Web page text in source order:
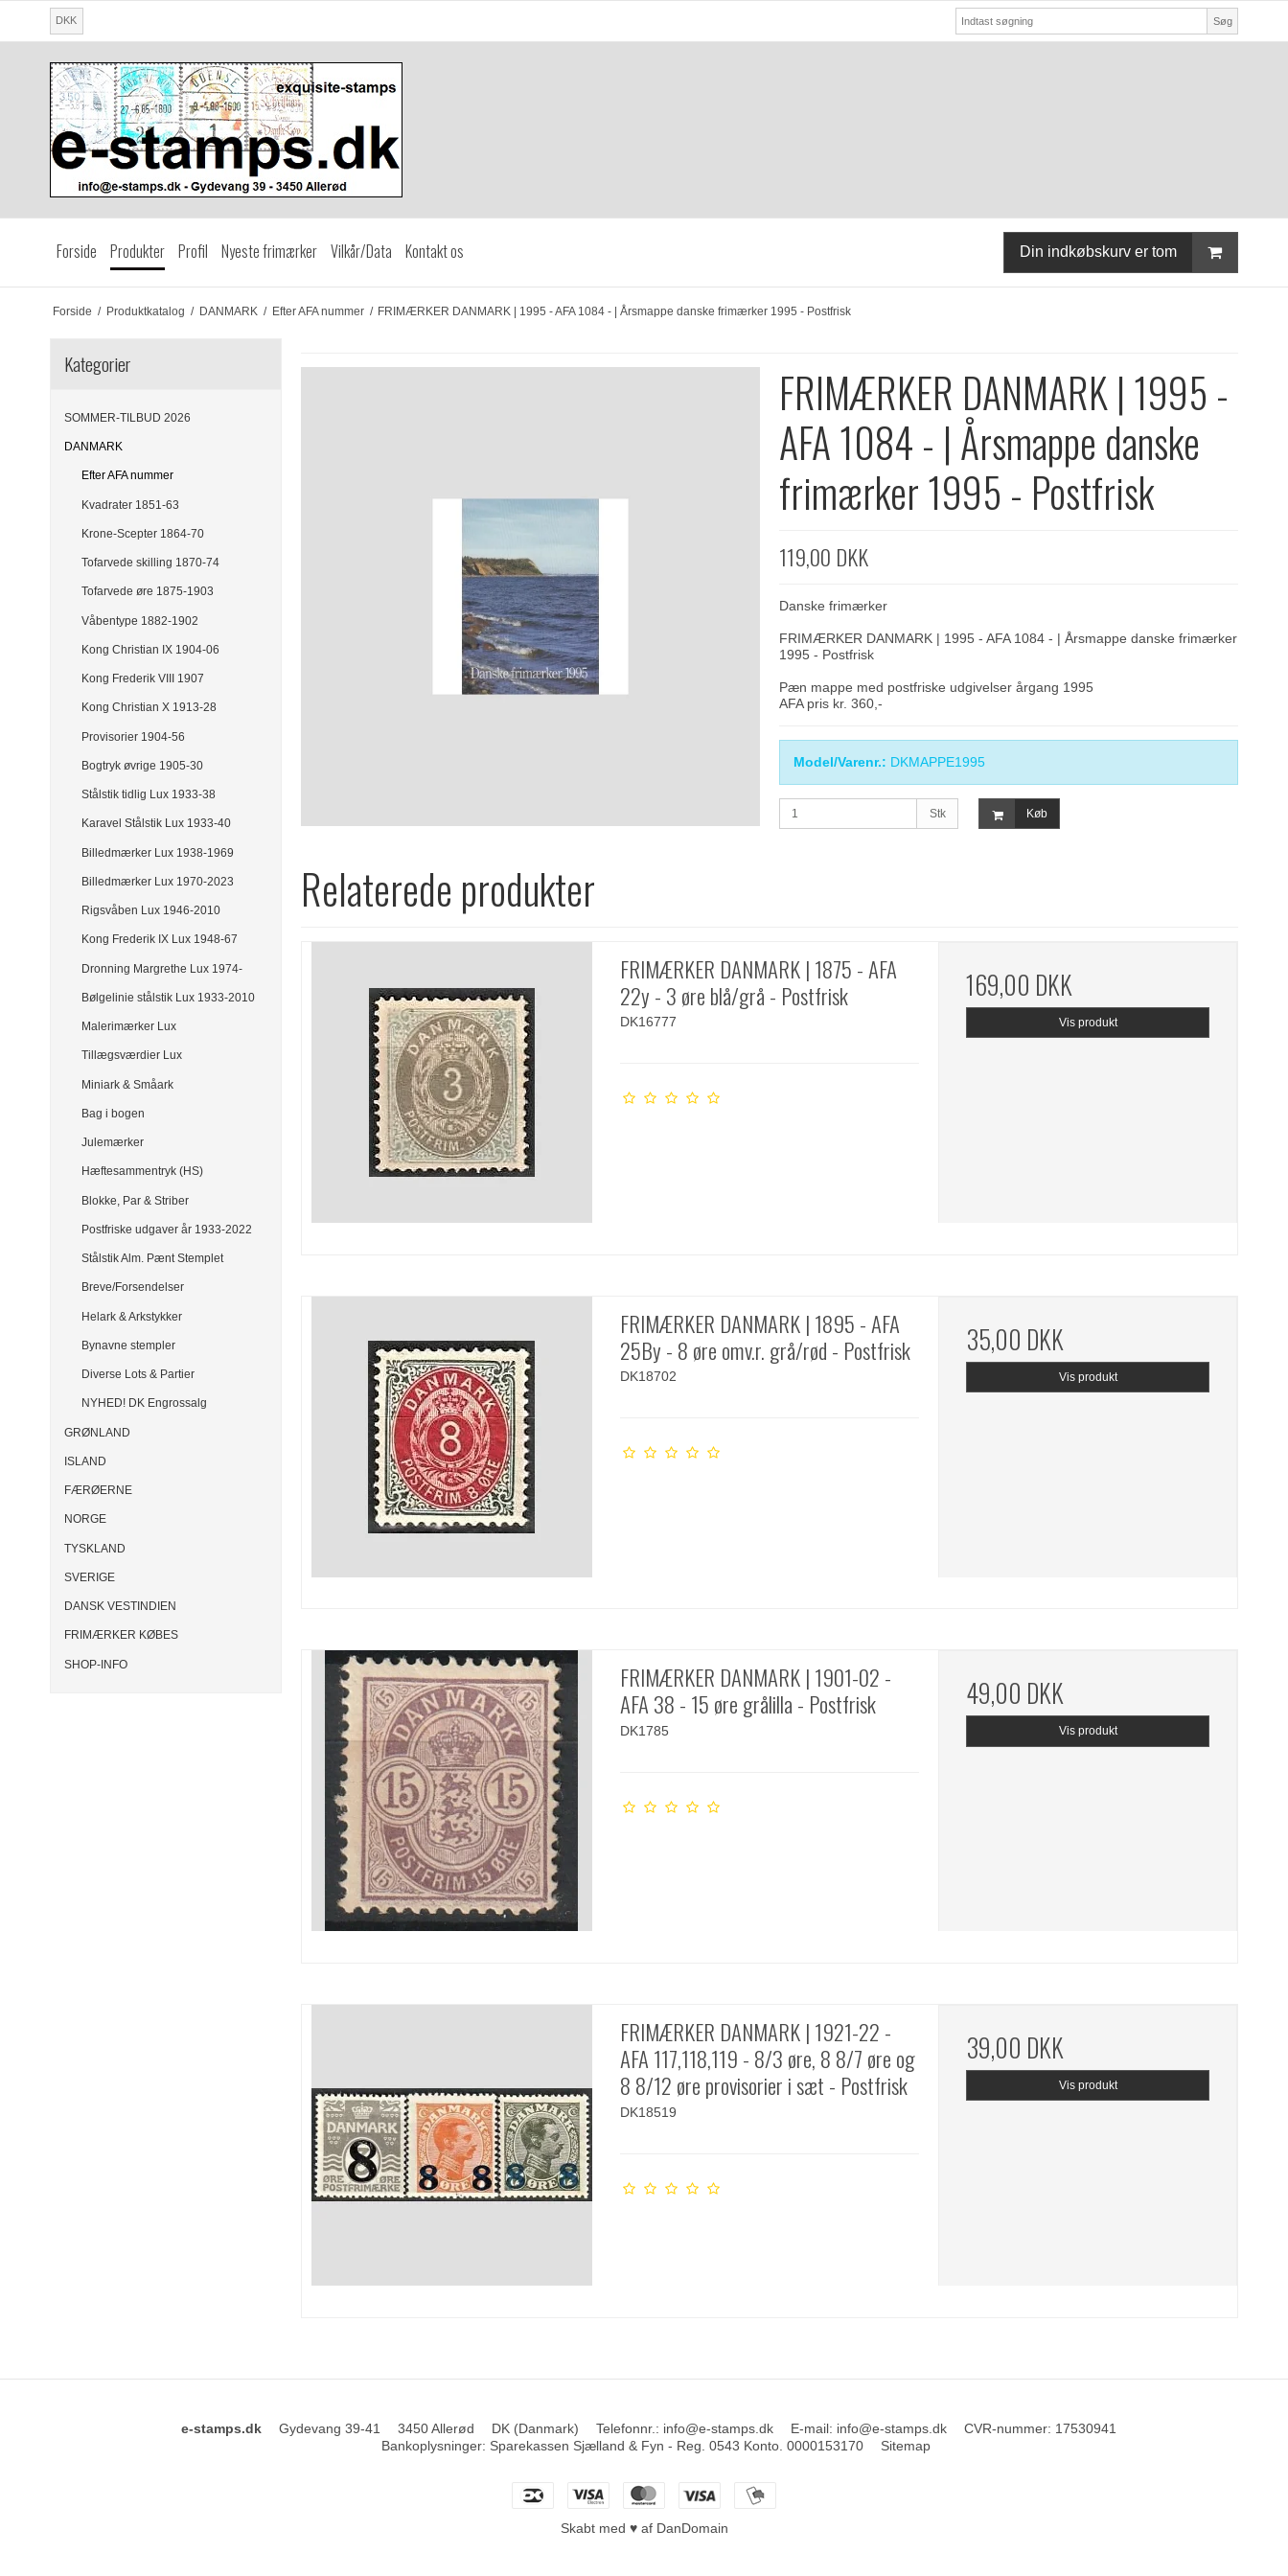
DKK Søg
Forside Produkter Profil Nyeste frimærker Vilkår/Data Kontakt os Din indkøbskurv er tom
Forside / Produktkatalog / DANMARK / Efter AFA nummer / FRIMÆRKER DANMARK | 1995 - AFA 1084 - | Årsmappe danske frimærker 1995 - Postfrisk
Kategorier
SOMMER-TILBUD 2026
DANMARK
Efter AFA nummer
Kvadrater 1851-63
Krone-Scepter 1864-70
Tofarvede skilling 1870-74
Tofarvede øre 1875-1903
Våbentype 1882-1902
Kong Christian IX 1904-06
Kong Frederik VIII 1907
Kong Christian X 1913-28
Provisorier 1904-56
Bogtryk øvrige 1905-30
Stålstik tidlig Lux 1933-38
Karavel Stålstik Lux 1933-40
Billedmærker Lux 1938-1969
Billedmærker Lux 1970-2023
Rigsvåben Lux 1946-2010
Kong Frederik IX Lux 1948-67
Dronning Margrethe Lux 1974-
Bølgelinie stålstik Lux 1933-2010
Malerimærker Lux
Tillægsværdier Lux
Miniark & Småark
Bag i bogen
Julemærker
Hæftesammentryk (HS)
Blokke, Par & Striber
Postfriske udgaver år 1933-2022
Stålstik Alm. Pænt Stemplet
Breve/Forsendelser
Helark & Arkstykker
Bynavne stempler
Diverse Lots & Partier
NYHED! DK Engrossalg
GRØNLAND
ISLAND
FÆRØERNE
NORGE
TYSKLAND
SVERIGE
DANSK VESTINDIEN
FRIMÆRKER KØBES
SHOP-INFO
FRIMÆRKER DANMARK | 1995 -
AFA 1084 - | Årsmappe danske
frimærker 1995 - Postfrisk
119,00 DKK
Danske frimærker
FRIMÆRKER DANMARK | 1995 - AFA 1084 - | Årsmappe danske frimærker
1995 - Postfrisk
Pæn mappe med postfriske udgivelser årgang 1995
AFA pris kr. 360,-
Model/Varenr.: DKMAPPE1995
Stk Køb
Relaterede produkter
FRIMÆRKER DANMARK | 1875 - AFA
22y - 3 øre blå/grå - Postfrisk
DK16777
169,00 DKK
Vis produkt
FRIMÆRKER DANMARK | 1895 - AFA
25By - 8 øre omv.r. grå/rød - Postfrisk
DK18702
35,00 DKK
Vis produkt
FRIMÆRKER DANMARK | 1901-02 -
AFA 38 - 15 øre grålilla - Postfrisk
DK1785
49,00 DKK
Vis produkt
FRIMÆRKER DANMARK | 1921-22 -
AFA 117,118,119 - 8/3 øre, 8 8/7 øre og
8 8/12 øre provisorier i sæt - Postfrisk
DK18519
39,00 DKK
Vis produkt
e-stamps.dk Gydevang 39-41 3450 Allerød DK (Danmark) Telefonnr. : info@e-stamps.dk E-mail: info@e-stamps.dk CVR-nummer: 17530941
Bankoplysninger: Sparekassen Sjælland & Fyn - Reg. 0543 Konto. 0000153170 Sitemap
Skabt med ♥ af DanDomain